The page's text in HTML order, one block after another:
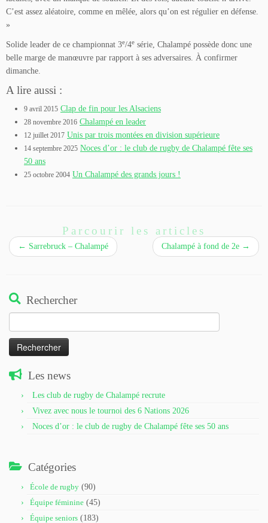
C’est assez aléatoire, comme en mêlée, alors qu’on est régulier en défense.
»
Solide leader de ce championnat 3e/4e série, Chalampé possède donc une
belle marge de manœuvre par rapport à ses adversaires. À confirmer
dimanche.
A lire aussi :
9 avril 2015 Clap de fin pour les Alsaciens
28 novembre 2016 Chalampé en leader
12 juillet 2017 Unis par trois montées en division supérieure
14 septembre 2025 Noces d’or : le club de rugby de Chalampé fête ses
50 ans
25 octobre 2004 Un Chalampé des grands jours !
Parcourir les articles
← Sarrebruck – Chalampé Chalampé à fond de 2e →
Rechercher
Les news
Les club de rugby de Chalampé recrute
Vivez avec nous le tournoi des 6 Nations 2026
Noces d’or : le club de rugby de Chalampé fête ses 50 ans
Catégories
École de rugby (90)
Équipe féminine (45)
Équipe seniors (183)